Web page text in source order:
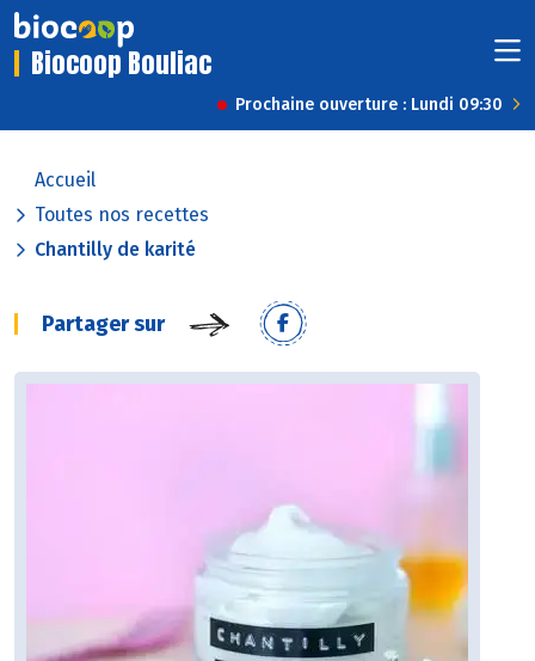
Biocoop Bouliac
Prochaine ouverture : Lundi 09:30
Accueil
Toutes nos recettes
Chantilly de karité
Partager sur